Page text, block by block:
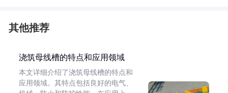
其他推荐
浇筑母线槽的特点和应用领域
本文详细介绍了浇筑母线槽的特点和
应用领域。其特点包括良好的电气、